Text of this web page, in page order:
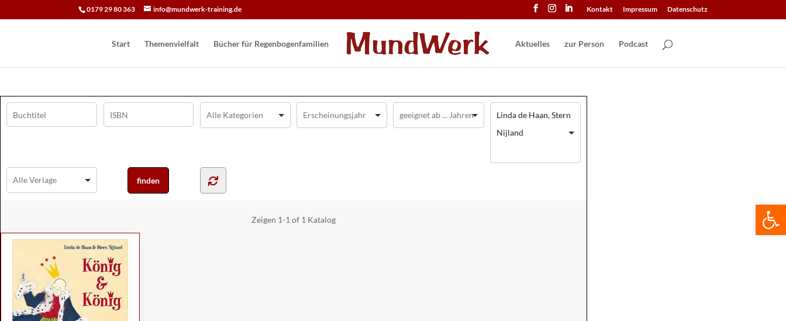
0179 29 80 363 info@mundwerk-training.de Kontakt Impressum Datenschutz
Start Themenvielfalt Bücher für Regen­bogen­familien Aktuelles zur Person Podcast
Linda de Haan, Stern
Nijland
Zeigen 1-1 of 1 Katalog